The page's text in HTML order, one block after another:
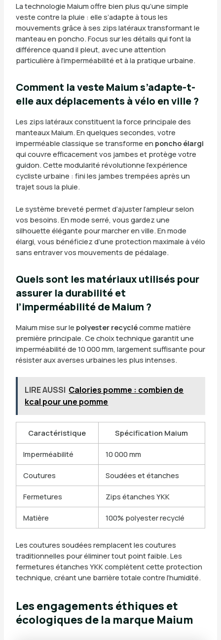
La technologie Maium offre bien plus qu’une simple
veste contre la pluie : elle s’adapte à tous les
mouvements grâce à ses zips latéraux transformant le
manteau en poncho. Focus sur les détails qui font la
différence quand il pleut, avec une attention
particulière à l’imperméabilité et à la pratique urbaine.
Comment la veste Maium s’adapte-t-
elle aux déplacements à vélo en ville ?
Les zips latéraux constituent la force principale des
manteaux Maium. En quelques secondes, votre
imperméable classique se transforme en poncho élargi
qui couvre efficacement vos jambes et protège votre
guidon. Cette modularité révolutionne l’expérience
cycliste urbaine : fini les jambes trempées après un
trajet sous la pluie.
Le système breveté permet d’ajuster l’ampleur selon
vos besoins. En mode serré, vous gardez une
silhouette élégante pour marcher en ville. En mode
élargi, vous bénéficiez d’une protection maximale à vélo
sans entraver vos mouvements de pédalage.
Quels sont les matériaux utilisés pour
assurer la durabilité et
l’imperméabilité de Maium ?
Maium mise sur le polyester recyclécomme matière
première principale. Ce choix technique garantit une
imperméabilité de 10 000 mm, largement suffisante pour
résister aux averses urbaines les plus intenses.
LIRE AUSSI Calories pomme : combien de
kcal pour une pomme
Caractéristique Spécification Maium
Imperméabilité 10 000 mm
Coutures Soudées et étanches
Fermetures Zips étanches YKK
Matière 100% polyester recyclé
Les coutures soudées remplacent les coutures
traditionnelles pour éliminer tout point faible. Les
fermetures étanches YKK complètent cette protection
technique, créant une barrière totale contre l’humidité.
Les engagements éthiques et
écologiques de la marque Maium